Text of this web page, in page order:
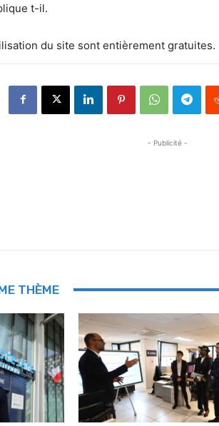
t-il.
du site sont entièrement gratuites.
- Publicité -
THÈME